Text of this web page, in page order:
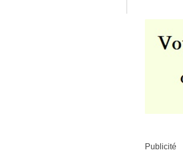
Publicité